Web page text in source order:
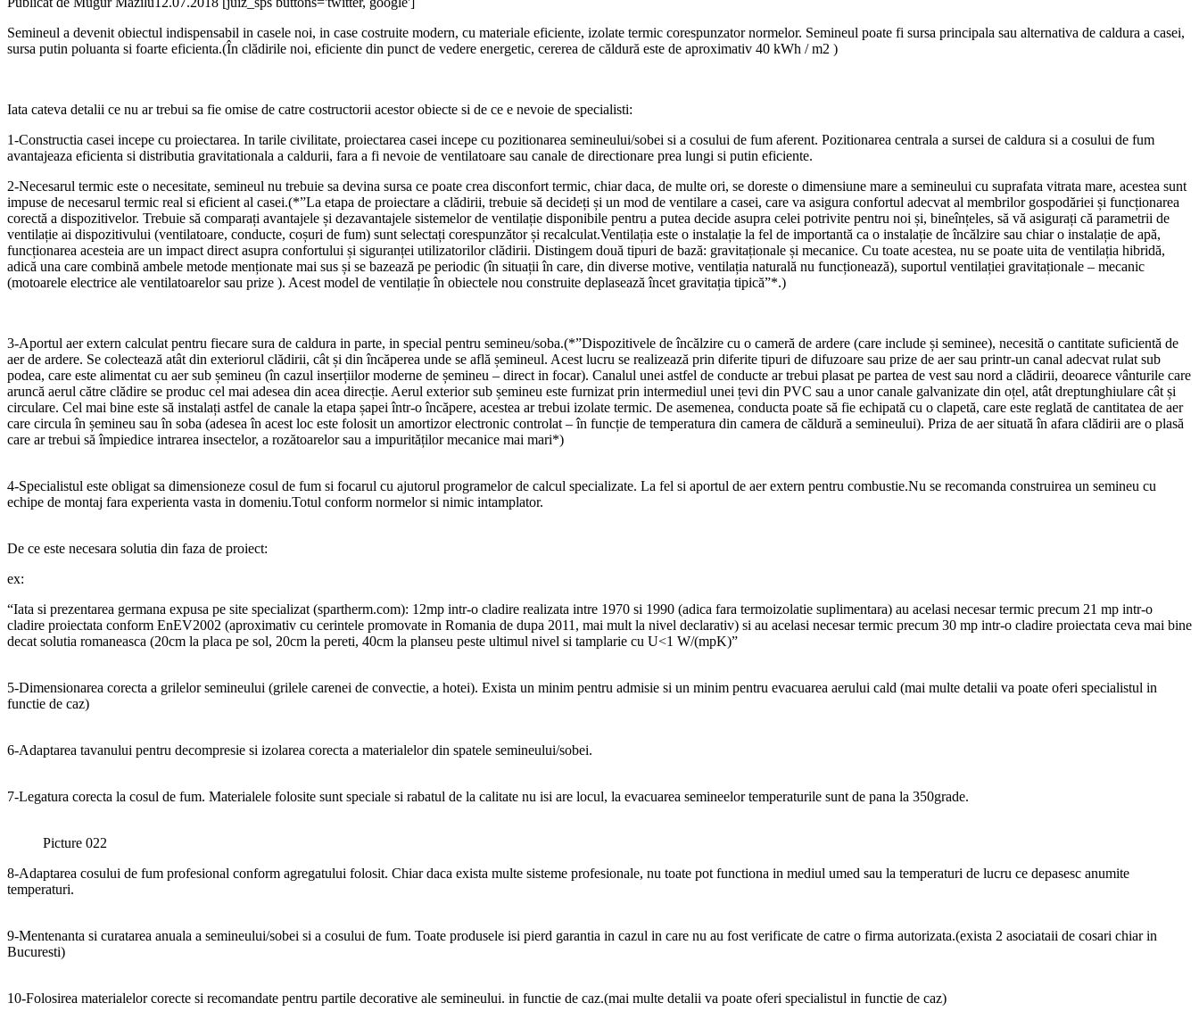
Semineul a devenit obiectul indispensabil in casele noi, in case costruite modern, cu materiale eficiente, izolate termic corespunzator normelor. Semineul poate fi sursa principala sau alternativa de caldura a casei,
sursa putin poluanta si foarte eficienta.(În clădirile noi, eficiente din punct de vedere energetic, cererea de căldură este de aproximativ 40 kWh / m2 )
Iata cateva detalii ce nu ar trebui sa fie omise de catre costructorii acestor obiecte si de ce e nevoie de specialisti:
1-Constructia casei incepe cu proiectarea. In tarile civilitate, proiectarea casei incepe cu pozitionarea semineului/sobei si a cosului de fum aferent. Pozitionarea centrala a sursei de caldura si a cosului de fum
avantajeaza eficienta si distributia gravitationala a caldurii, fara a fi nevoie de ventilatoare sau canale de directionare prea lungi si putin eficiente.
2-Necesarul termic este o necesitate, semineul nu trebuie sa devina sursa ce poate crea disconfort termic, chiar daca, de multe ori, se doreste o dimensiune mare a semineului cu suprafata vitrata mare, acestea sunt
impuse de necesarul termic real si eficient al casei.(*”La etapa de proiectare a clădirii, trebuie să decideți și un mod de ventilare a casei, care va asigura confortul adecvat al membrilor gospodăriei și funcționarea
corectă a dispozitivelor. Trebuie să comparați avantajele și dezavantajele sistemelor de ventilație disponibile pentru a putea decide asupra celei potrivite pentru noi și, bineînțeles, să vă asigurați că parametrii de
ventilație ai dispozitivului (ventilatoare, conducte, coșuri de fum) sunt selectați corespunzător și recalculat.Ventilația este o instalație la fel de importantă ca o instalație de încălzire sau chiar o instalație de apă,
funcționarea acesteia are un impact direct asupra confortului și siguranței utilizatorilor clădirii. Distingem două tipuri de bază: gravitaționale și mecanice. Cu toate acestea, nu se poate uita de ventilația hibridă,
adică una care combină ambele metode menționate mai sus și se bazează pe periodic (în situații în care, din diverse motive, ventilația naturală nu funcționează), suportul ventilației gravitaționale – mecanic
(motoarele electrice ale ventilatoarelor sau prize ). Acest model de ventilație în obiectele nou construite deplasează încet gravitația tipică”*.)
3-Aportul aer extern calculat pentru fiecare sura de caldura in parte, in special pentru semineu/soba.(*”Dispozitivele de încălzire cu o cameră de ardere (care include și seminee), necesită o cantitate suficientă de
aer de ardere. Se colectează atât din exteriorul clădirii, cât și din încăperea unde se află șemineul. Acest lucru se realizează prin diferite tipuri de difuzoare sau prize de aer sau printr-un canal adecvat rulat sub
podea, care este alimentat cu aer sub șemineu (în cazul inserțiilor moderne de șemineu – direct in focar). Canalul unei astfel de conducte ar trebui plasat pe partea de vest sau nord a clădirii, deoarece vânturile care
aruncă aerul către clădire se produc cel mai adesea din acea direcție. Aerul exterior sub șemineu este furnizat prin intermediul unei țevi din PVC sau a unor canale galvanizate din oțel, atât dreptunghiulare cât și
circulare. Cel mai bine este să instalați astfel de canale la etapa șapei într-o încăpere, acestea ar trebui izolate termic. De asemenea, conducta poate să fie echipată cu o clapetă, care este reglată de cantitatea de aer
care circula în șemineu sau în soba (adesea în acest loc este folosit un amortizor electronic controlat – în funcție de temperatura din camera de căldură a semineului). Priza de aer situată în afara clădirii are o plasă
care ar trebui să împiedice intrarea insectelor, a rozătoarelor sau a impurităților mecanice mai mari*)
4-Specialistul este obligat sa dimensioneze cosul de fum si focarul cu ajutorul programelor de calcul specializate. La fel si aportul de aer extern pentru combustie.Nu se recomanda construirea un semineu cu
echipe de montaj fara experienta vasta in domeniu.Totul conform normelor si nimic intamplator.
De ce este necesara solutia din faza de proiect:
ex:
“Iata si prezentarea germana expusa pe site specializat (spartherm.com): 12mp intr-o cladire realizata intre 1970 si 1990 (adica fara termoizolatie suplimentara) au acelasi necesar termic precum 21 mp intr-o
cladire proiectata conform EnEV2002 (aproximativ cu cerintele promovate in Romania de dupa 2011, mai mult la nivel declarativ) si au acelasi necesar termic precum 30 mp intr-o cladire proiectata ceva mai bine
decat solutia romaneasca (20cm la placa pe sol, 20cm la pereti, 40cm la planseu peste ultimul nivel si tamplarie cu U<1 W/(mpK)”
5-Dimensionarea corecta a grilelor semineului (grilele carenei de convectie, a hotei). Exista un minim pentru admisie si un minim pentru evacuarea aerului cald (mai multe detalii va poate oferi specialistul in
functie de caz)
6-Adaptarea tavanului pentru decompresie si izolarea corecta a materialelor din spatele semineului/sobei.
7-Legatura corecta la cosul de fum. Materialele folosite sunt speciale si rabatul de la calitate nu isi are locul, la evacuarea semineelor temperaturile sunt de pana la 350grade.
Picture 022
8-Adaptarea cosului de fum profesional conform agregatului folosit. Chiar daca exista multe sisteme profesionale, nu toate pot functiona in mediul umed sau la temperaturi de lucru ce depasesc anumite
temperaturi.
9-Mentenanta si curatarea anuala a semineului/sobei si a cosului de fum. Toate produsele isi pierd garantia in cazul in care nu au fost verificate de catre o firma autorizata.(exista 2 asociataii de cosari chiar in
Bucuresti)
10-Folosirea materialelor corecte si recomandate pentru partile decorative ale semineului. in functie de caz.(mai multe detalii va poate oferi specialistul in functie de caz)